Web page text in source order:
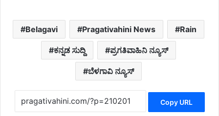
Belagavi Pragativahini News Rain
ಕನ್ನಡ ಸುದ್ದಿ ಪ್ರಗತಿವಾಹಿನಿ ನ್ಯೂಸ್
ಬೆಳಗಾವಿ ನ್ಯೂಸ್
Copy URL